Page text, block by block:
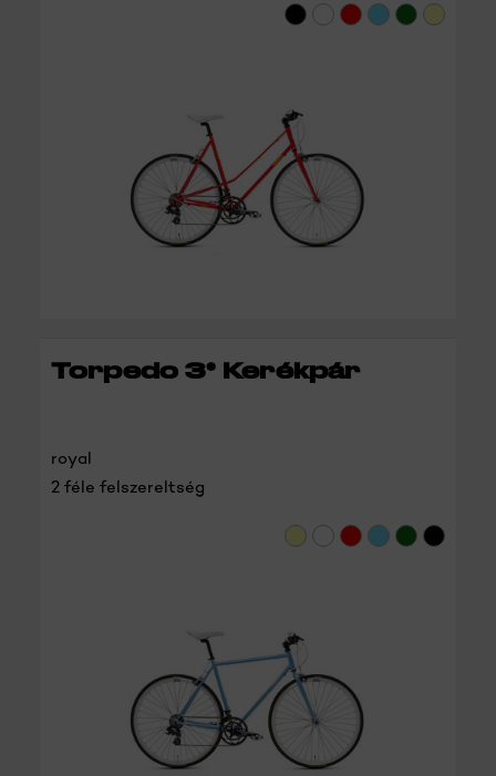
RÉSZLETEK
Torpedo 3* Kerékpár
royal
2 féle felszereltség